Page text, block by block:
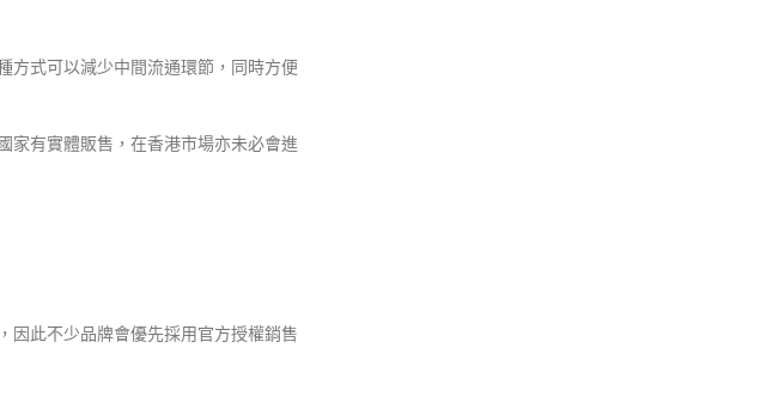
方式可以減少中間流通環節，同時方便
家有實體販售，在香港市場亦未必會進
因此不少品牌會優先採用官方授權銷售